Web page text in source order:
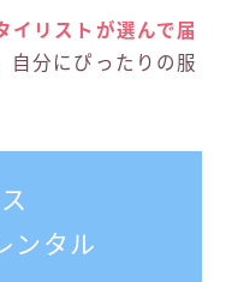
イリストが選んで届
自分にぴったりの服
ンタル